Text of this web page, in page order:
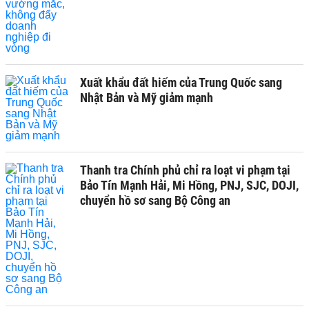
Xuất khẩu đất hiếm của Trung Quốc sang
Nhật Bản và Mỹ giảm mạnh
Thanh tra Chính phủ chỉ ra loạt vi phạm tại
Bảo Tín Mạnh Hải, Mi Hồng, PNJ, SJC, DOJI,
chuyển hồ sơ sang Bộ Công an